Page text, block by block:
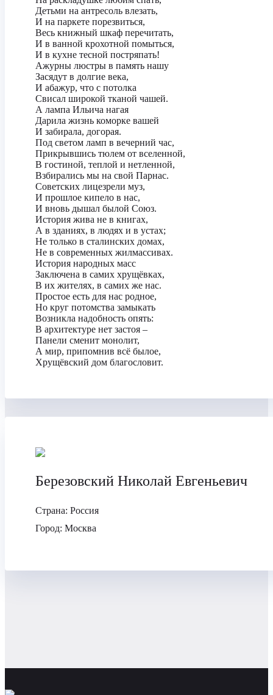
Детьми на антресоль влезать,
И на паркете порезвиться,
Весь книжный шкаф перечитать,
И в ванной крохотной помыться,
И в кухне тесной постряпать!
Ажурны люстры в память нашу
Засядут в долгие века,
И абажур, что с потолка
Свисал широкой тканой чашей.
А лампа Ильича нагая
Дарила жизнь коморке вашей
И забирала, догорая.
Под светом ламп в вечерний час,
Прикрывшись тюлем от вселенной,
В гостиной, теплой и нетленной,
Взбирались мы на свой Парнас.
Советских лицезрели муз,
И прошлое кипело в нас,
И вновь дышал былой Союз.
История жива не в книгах,
А в зданиях, в людях и в устах;
Не только в сталинских домах,
Не в современных жилмассивах.
История народных масс
Заключена в самих хрущёвках,
В их жителях, в самих же нас.
Простое есть для нас родное,
Но круг потомства замыкать
Возникла надобность опять:
В архитектуре нет застоя –
Панели сменит монолит,
А мир, припомнив всё былое,
Хрущёвский дом благословит.
Березовский Николай Евгеньевич
Страна: Россия
Город: Москва